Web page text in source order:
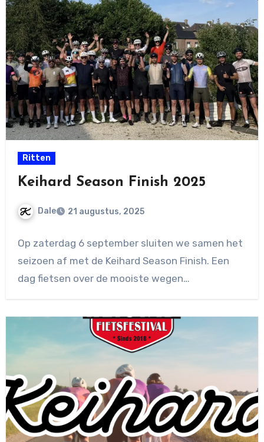
Ritten
Keihard Season Finish 2025
Dale 21 augustus, 2025
reacties
Op zaterdag 6 september sluiten we samen het
seizoen af met de Keihard Season Finish. Een
dag fietsen over de mooiste wegen…